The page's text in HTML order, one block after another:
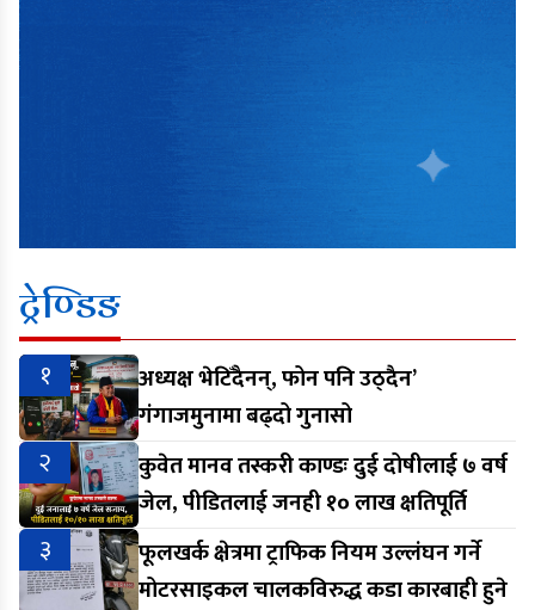
ट्रेण्डिङ
१
अध्यक्ष भेटिँदैनन्, फोन पनि उठ्दैन’
गंगाजमुनामा बढ्दो गुनासो
२
कुवेत मानव तस्करी काण्डः दुई दोषीलाई ७ वर्ष
जेल, पीडितलाई जनही १० लाख क्षतिपूर्ति
३
फूलखर्क क्षेत्रमा ट्राफिक नियम उल्लंघन गर्ने
मोटरसाइकल चालकविरुद्ध कडा कारबाही हुने